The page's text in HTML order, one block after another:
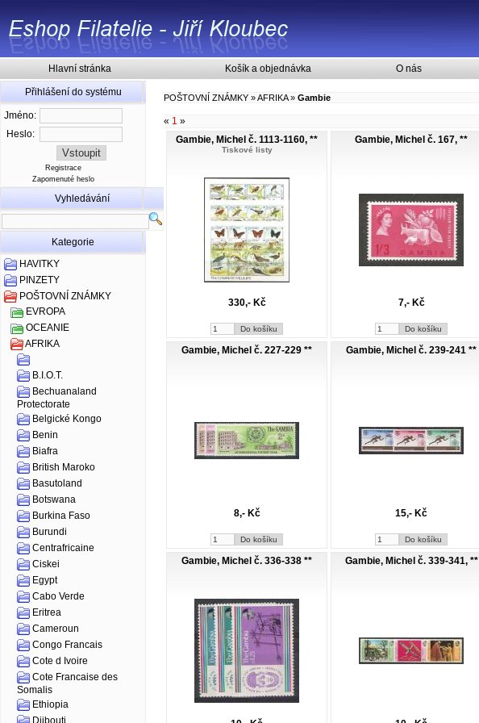
Hlavní stránka Košík a objednávka O nás
Přihlášení do systému
Jméno:
Heslo:
Registrace
Zapomenuté heslo
Vyhledávání
Kategorie
HAVITKY
PINZETY
POŠTOVNÍ ZNÁMKY
EVROPA
OCEANIE
AFRIKA
B.I.O.T.
Bechuanaland
Protectorate
Belgické Kongo
Benin
Biafra
British Maroko
Basutoland
Botswana
Burkina Faso
Burundi
Centrafricaine
Ciskei
Egypt
Cabo Verde
Eritrea
Cameroun
Congo Francais
Cote d Ivoire
Cote Francaise des
Somalis
Ethiopia
Djibouti
POŠTOVNÍ ZNÁMKY »AFRIKA» Gambie
« 1 »
Gambie, Michel č. 1113-1160, **
Tiskové listy
330,- Kč
Gambie, Michel č. 167, **
7,- Kč
Gambie, Michel č. 227-229 **
8,- Kč
Gambie, Michel č. 239-241 **
15,- Kč
Gambie, Michel č. 336-338 ** Gambie, Michel č. 339-341, **